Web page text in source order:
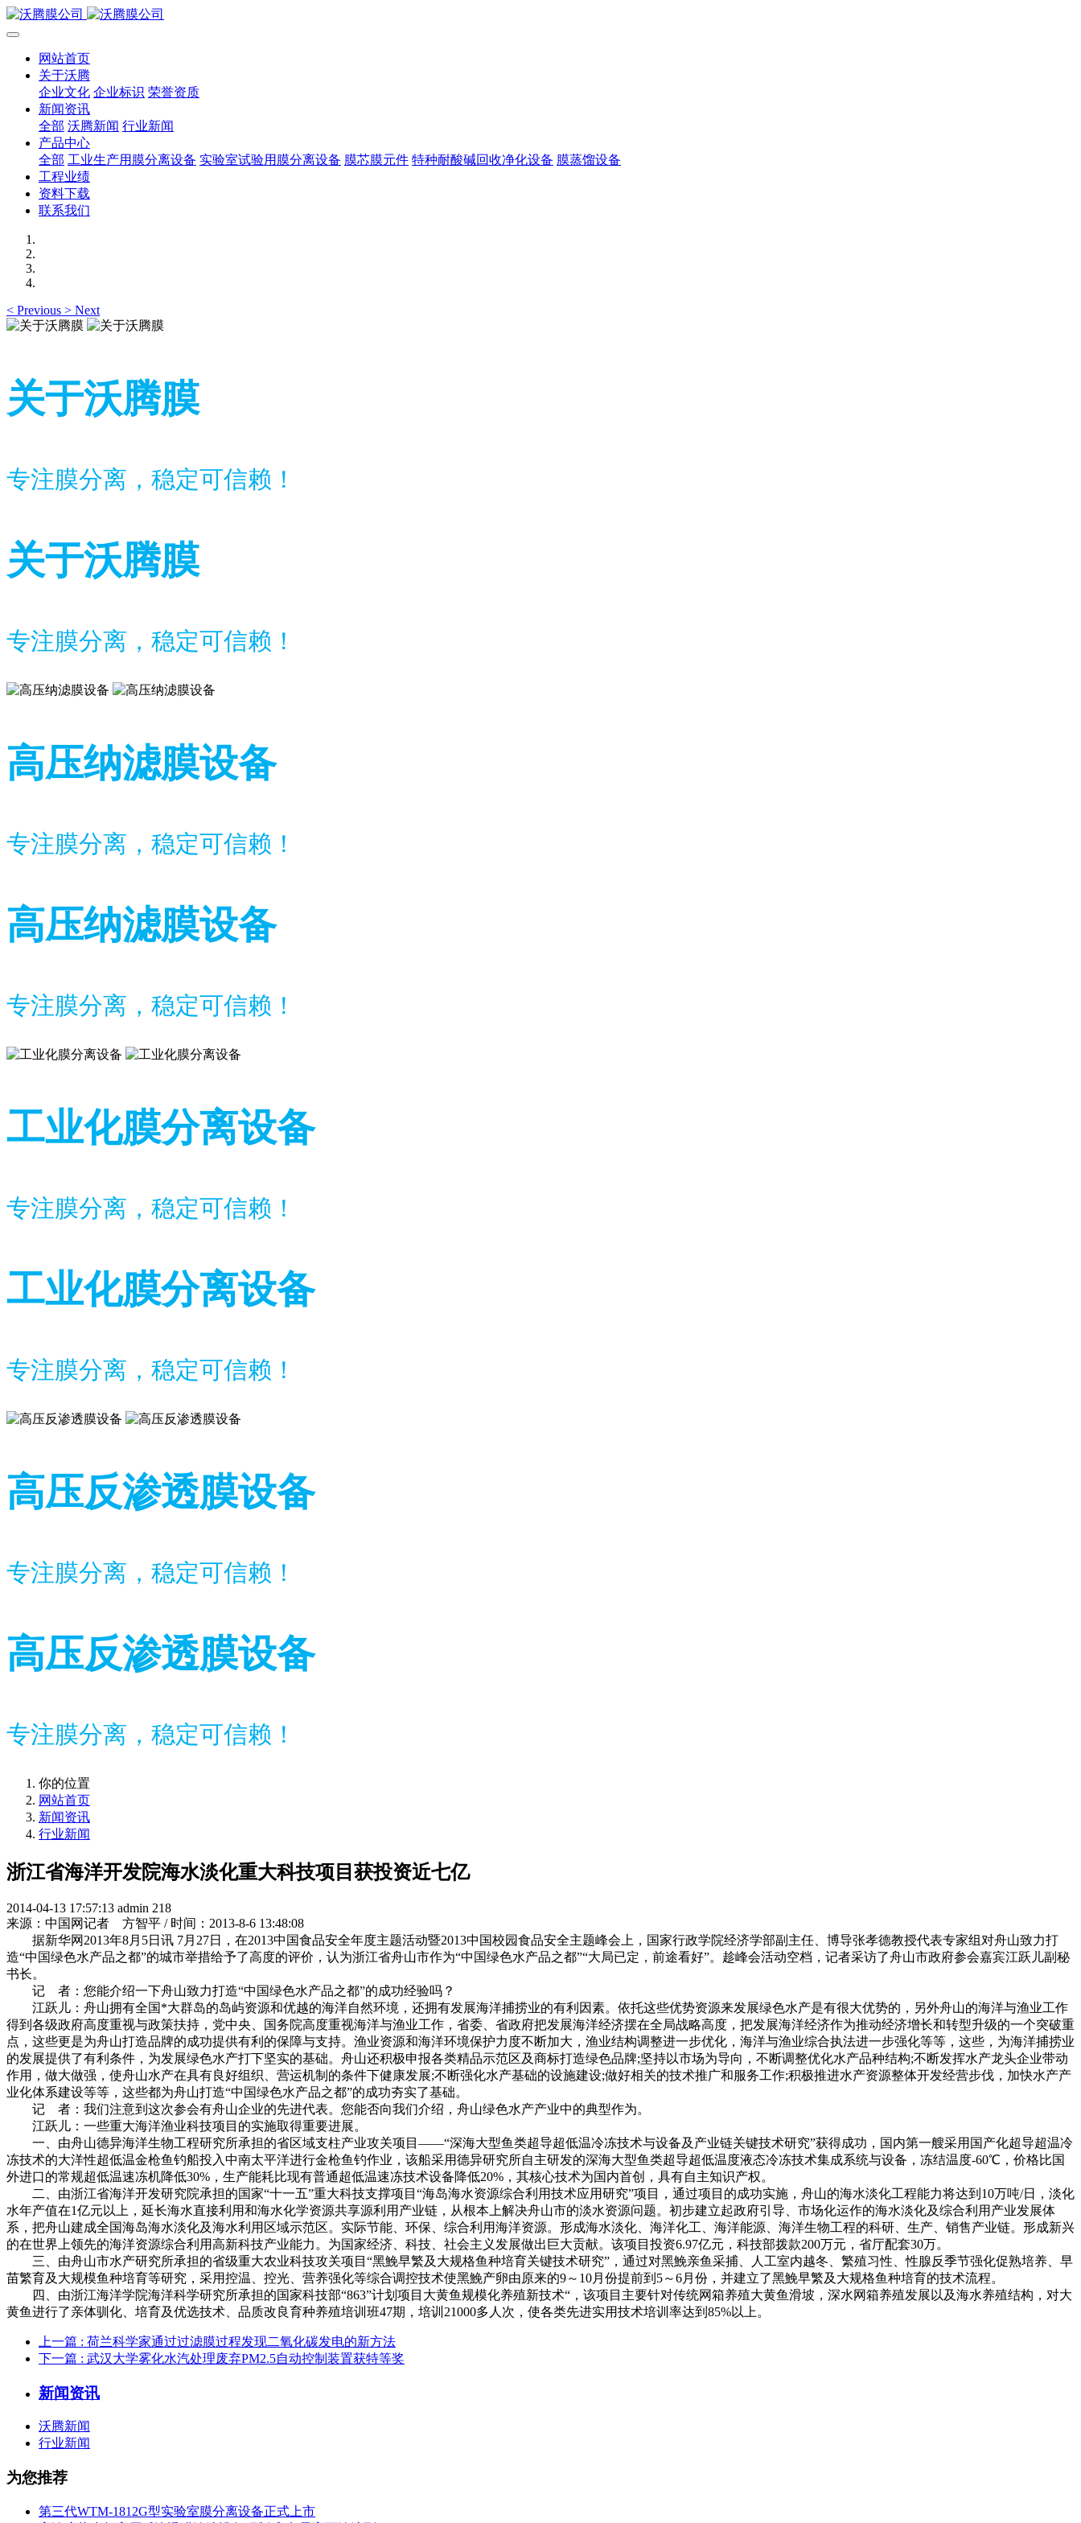
网站首页
关于沃腾
企业文化 企业标识 荣誉资质
新闻资讯
全部 沃腾新闻 行业新闻
产品中心
全部 工业生产用膜分离设备 实验室试验用膜分离设备 膜芯膜元件 特种耐酸碱回收净化设备 膜蒸馏设备
工程业绩
资料下载
联系我们
< Previous > Next
关于沃腾膜
专注膜分离，稳定可信赖！
关于沃腾膜
专注膜分离，稳定可信赖！
高压纳滤膜设备
专注膜分离，稳定可信赖！
高压纳滤膜设备
专注膜分离，稳定可信赖！
工业化膜分离设备
专注膜分离，稳定可信赖！
工业化膜分离设备
专注膜分离，稳定可信赖！
高压反渗透膜设备
专注膜分离，稳定可信赖！
高压反渗透膜设备
专注膜分离，稳定可信赖！
你的位置
网站首页
新闻资讯
行业新闻
浙江省海洋开发院海水淡化重大科技项目获投资近七亿
2014-04-13 17:57:13 admin 218
来源：中国网记者 方智平 / 时间：2013-8-6 13:48:08
据新华网2013年8月5日讯 7月27日，在2013中国食品安全年度主题活动暨2013中国校园食品安全主题峰会上，国家行政学院经济学部副主任、博导张孝德教授代表专家组对舟山致力打
造“中国绿色水产品之都”的城市举措给予了高度的评价，认为浙江省舟山市作为“中国绿色水产品之都”“大局已定，前途看好”。趁峰会活动空档，记者采访了舟山市政府参会嘉宾江跃儿副秘
书长。
记 者：您能介绍一下舟山致力打造“中国绿色水产品之都”的成功经验吗？
江跃儿：舟山拥有全国*大群岛的岛屿资源和优越的海洋自然环境，还拥有发展海洋捕捞业的有利因素。依托这些优势资源来发展绿色水产是有很大优势的，另外舟山的海洋与渔业工作
得到各级政府高度重视与政策扶持，党中央、国务院高度重视海洋与渔业工作，省委、省政府把发展海洋经济摆在全局战略高度，把发展海洋经济作为推动经济增长和转型升级的一个突破重
点，这些更是为舟山打造品牌的成功提供有利的保障与支持。渔业资源和海洋环境保护力度不断加大，渔业结构调整进一步优化，海洋与渔业综合执法进一步强化等等，这些，为海洋捕捞业
的发展提供了有利条件，为发展绿色水产打下坚实的基础。舟山还积极申报各类精品示范区及商标打造绿色品牌;坚持以市场为导向，不断调整优化水产品种结构;不断发挥水产龙头企业带动
作用，做大做强，使舟山水产在具有良好组织、营运机制的条件下健康发展;不断强化水产基础的设施建设;做好相关的技术推广和服务工作;积极推进水产资源整体开发经营步伐，加快水产产
业化体系建设等等，这些都为舟山打造“中国绿色水产品之都”的成功夯实了基础。
记 者：我们注意到这次参会有舟山企业的先进代表。您能否向我们介绍，舟山绿色水产产业中的典型作为。
江跃儿：一些重大海洋渔业科技项目的实施取得重要进展。
一、由舟山德异海洋生物工程研究所承担的省区域支柱产业攻关项目——“深海大型鱼类超导超低温冷冻技术与设备及产业链关键技术研究”获得成功，国内第一艘采用国产化超导超温冷
冻技术的大洋性超低温金枪鱼钓船投入中南太平洋进行金枪鱼钓作业，该船采用德异研究所自主研发的深海大型鱼类超导超低温度液态冷冻技术集成系统与设备，冻结温度-60℃，价格比国
外进口的常规超低温速冻机降低30%，生产能耗比现有普通超低温速冻技术设备降低20%，其核心技术为国内首创，具有自主知识产权。
二、由浙江省海洋开发研究院承担的国家“十一五”重大科技支撑项目“海岛海水资源综合利用技术应用研究”项目，通过项目的成功实施，舟山的海水淡化工程能力将达到10万吨/日，淡化
水年产值在1亿元以上，延长海水直接利用和海水化学资源共享源利用产业链，从根本上解决舟山市的淡水资源问题。初步建立起政府引导、市场化运作的海水淡化及综合利用产业发展体
系，把舟山建成全国海岛海水淡化及海水利用区域示范区。实际节能、环保、综合利用海洋资源。形成海水淡化、海洋化工、海洋能源、海洋生物工程的科研、生产、销售产业链。形成新兴
的在世界上领先的海洋资源综合利用高新科技产业能力。为国家经济、科技、社会主义发展做出巨大贡献。该项目投资6.97亿元，科技部拨款200万元，省厅配套30万。
三、由舟山市水产研究所承担的省级重大农业科技攻关项目“黑鮸早繁及大规格鱼种培育关键技术研究”，通过对黑鮸亲鱼采捕、人工室内越冬、繁殖习性、性腺反季节强化促熟培养、早
苗繁育及大规模鱼种培育等研究，采用控温、控光、营养强化等综合调控技术使黑鮸产卵由原来的9～10月份提前到5～6月份，并建立了黑鮸早繁及大规格鱼种培育的技术流程。
四、由浙江海洋学院海洋科学研究所承担的国家科技部“863”计划项目大黄鱼规模化养殖新技术“，该项目主要针对传统网箱养殖大黄鱼滑坡，深水网箱养殖发展以及海水养殖结构，对大
黄鱼进行了亲体驯化、培育及优选技术、品质改良育种养殖培训班47期，培训21000多人次，使各类先进实用技术培训率达到85%以上。
上一篇 : 荷兰科学家通过过滤膜过程发现二氧化碳发电的新方法
下一篇 : 武汉大学雾化水汽处理废弃PM2.5自动控制装置获特等奖
新闻资讯
沃腾新闻
行业新闻
为您推荐
第三代WTM-1812G型实验室膜分离设备正式上市